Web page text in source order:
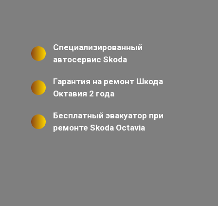
Специализированный
автосервис Skoda
Гарантия на ремонт Шкода
Октавия 2 года
Бесплатный эвакуатор при
ремонте Skoda Octavia